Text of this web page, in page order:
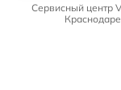
Сервисный центр
Краснодаре